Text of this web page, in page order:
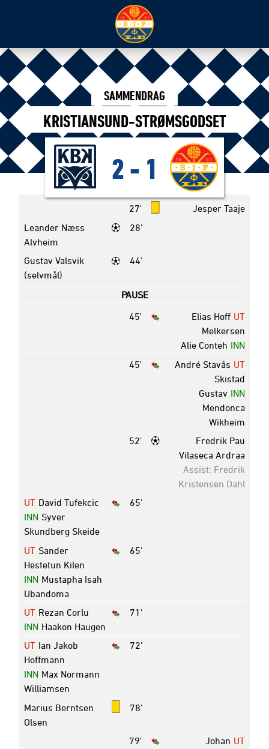
SAMMENDRAG
KRISTIANSUND-STRØMSGODSET
2 - 1
27'
Jesper Taaje
28'
Leander Næss
Alvheim
44'
Gustav Valsvik
(selvmål)
PAUSE
45' UT
Elias Hoff
Melkersen
INN
Alie Conteh
45'
UT
André Stavås
Skistad
INN
Gustav
Mendonca
Wikheim
52'
Fredrik Pau
Vilaseca Ardraa
Assist: Fredrik
Kristensen Dahl
65'
UT David Tufekcic
INN Syver
Skundberg Skeide
65'
UT Sander
Hestetun Kilen
INN Mustapha Isah
Ubandoma
71'
UT Rezan Corlu
INN Haakon Haugen
72'
UT Ian Jakob
Hoffmann
INN Max Normann
Williamsen
78'
Marius Berntsen
Olsen
79'
UT
Johan